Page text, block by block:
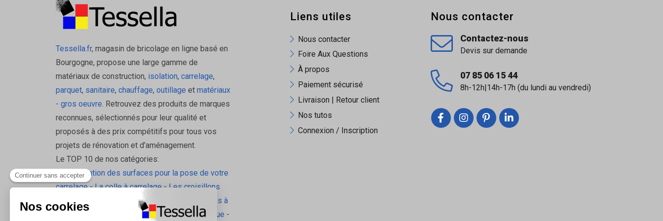
Tessella.fr, magasin de bricolage en ligne basé en
Bourgogne, propose une large gamme de
matériaux de construction, isolation, carrelage,
parquet, sanitaire, chauffage, outillage et matériaux
- gros oeuvre . Retrouvez des produits de marques
reconnues, sélectionnés pour leur qualité et
proposés à des prix compétitifs pour tous vos
projets de rénovation et d’aménagement.
Le TOP 10 de nos catégories:
La préparation des surfaces pour la pose de votre
carrelage-La colle à carrelage- Les croisillons
pavilift
Le carrelage sol intérieur
Les plinthes à
-L'isolation écologique -
Liens utiles
Nous contacter
Foire Aux Questions
À propos
Paiement sécurisé
Livraison | Retour client
Nos tutos
Connexion / Inscription
Nous contacter
Contactez-nous
Devis sur demande
07 85 06 15 44
8h-12h|14h-17h (du lundi au vendredi)